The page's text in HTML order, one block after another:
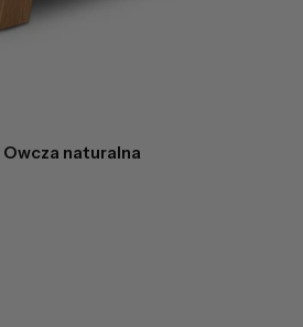
Owcza naturalna